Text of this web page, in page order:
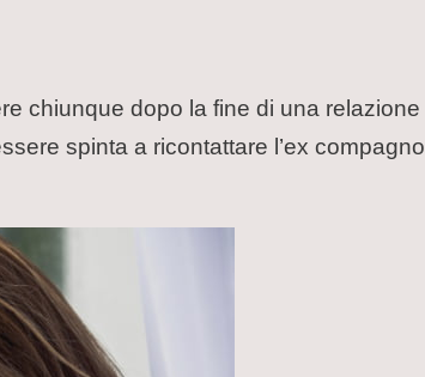
chiunque dopo la fine di una relazione
spinta a ricontattare l’ex compagno